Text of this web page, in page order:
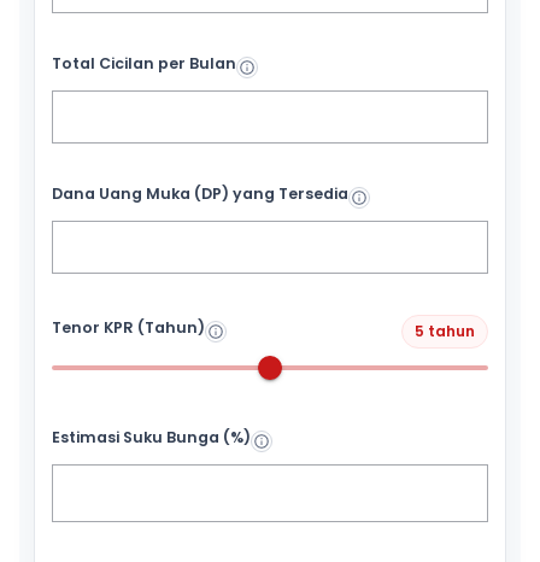
Total Cicilan per Bulan
Dana Uang Muka (DP) yang Tersedia
Tenor KPR (Tahun) 5 tahun
Estimasi Suku Bunga (%)